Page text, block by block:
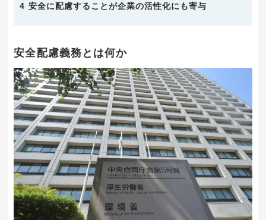
4 安全に配慮することが企業の活性化にも寄与
安全配慮義務とは何か